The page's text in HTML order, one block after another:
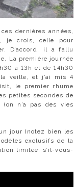
dernières années,
je crois, celle pour
D’accord, il a fallu
La première journée
à 13h et de 14h30
la veille, et j’ai mis 4
le premier rhume
petites secondes de
n’a pas des vies
jour (notez bien les
exclusifs de la
limitée, s’il-vous-